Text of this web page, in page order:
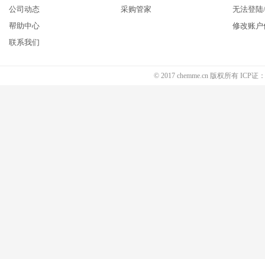
公司动态
帮助中心
联系我们
采购管家
无法登
修改账户
© 2017 chemme.cn 版权所有 ICP证：